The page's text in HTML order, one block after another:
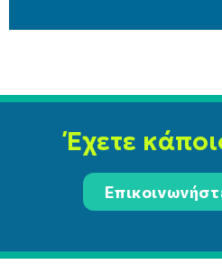
Έχετε